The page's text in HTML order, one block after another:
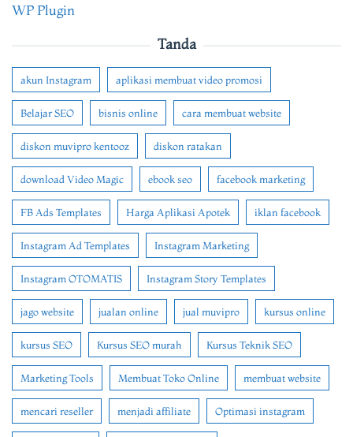
WP Plugin
Tanda
akun Instagram aplikasi membuat video promosi
Belajar SEO bisnis online cara membuat website
diskon muvipro kentooz diskon ratakan
download Video Magic ebook seo facebook marketing
FB Ads Templates Harga Aplikasi Apotek iklan facebook
Instagram Ad Templates Instagram Marketing
Instagram OTOMATIS Instagram Story Templates
jago website jualan online jual muvipro kursus online
kursus SEO Kursus SEO murah Kursus Teknik SEO
Marketing Tools Membuat Toko Online membuat website
mencari reseller menjadi affiliate Optimasi instagram